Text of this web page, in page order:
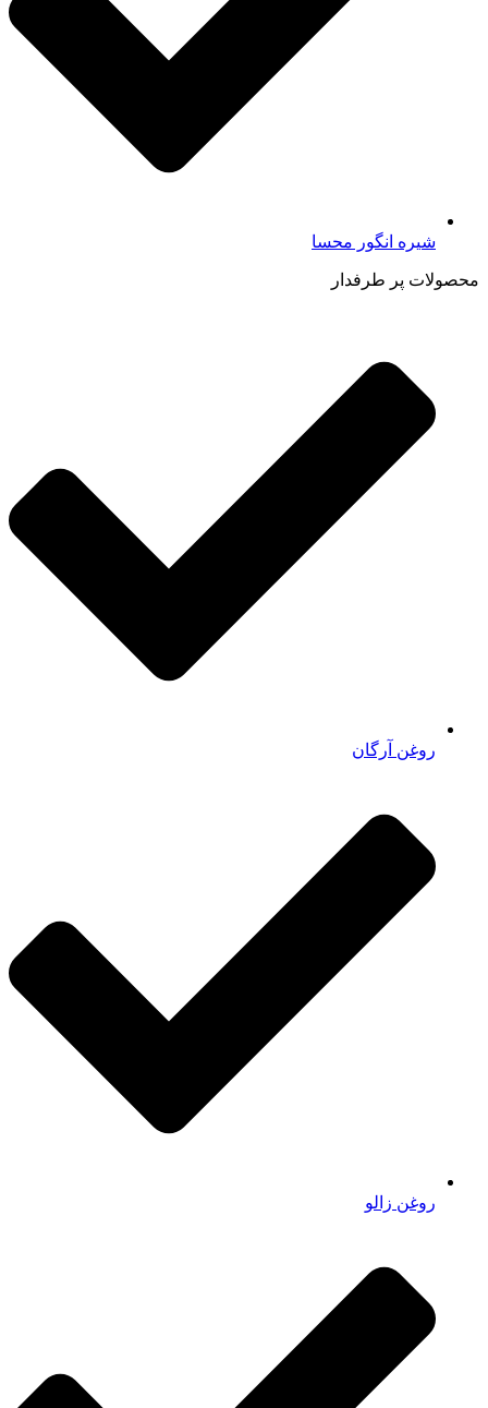
شیره انگور محسا
محصولات پر طرفدار
روغن آرگان
روغن زالو